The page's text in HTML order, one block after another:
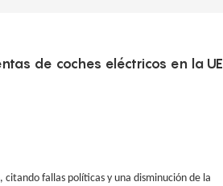
de coches eléctricos en la UE
fallas políticas y una disminución de la